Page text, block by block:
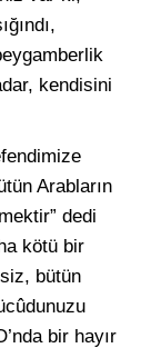
kendisini
Arabların
dedi
kötü bir
bütün
bir hayır